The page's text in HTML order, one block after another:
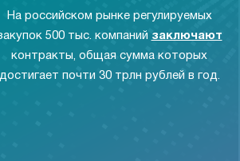
На российском рынке регулируемых
500 тыс. компаний заключают
контракты, общая сумма которых
достигает почти 30 трлн рублей в год.